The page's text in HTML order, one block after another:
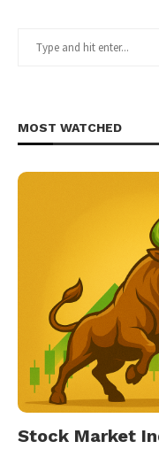
MOST WATCHED
Stock Market